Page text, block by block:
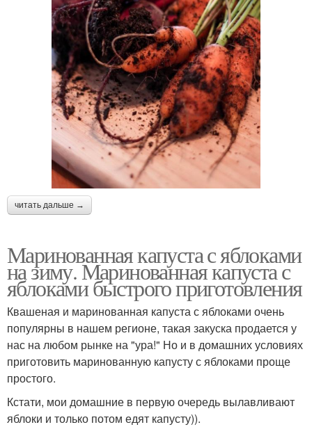
читать дальше →
Маринованная капуста с яблоками
на зиму. Маринованная капуста с
яблоками быстрого приготовления
Квашеная и маринованная капуста с яблоками очень
популярны в нашем регионе, такая закуска продается у
нас на любом рынке на "ура!" Но и в домашних условиях
приготовить маринованную капусту с яблоками проще
простого.
Кстати, мои домашние в первую очередь вылавливают
яблоки и только потом едят капусту)).